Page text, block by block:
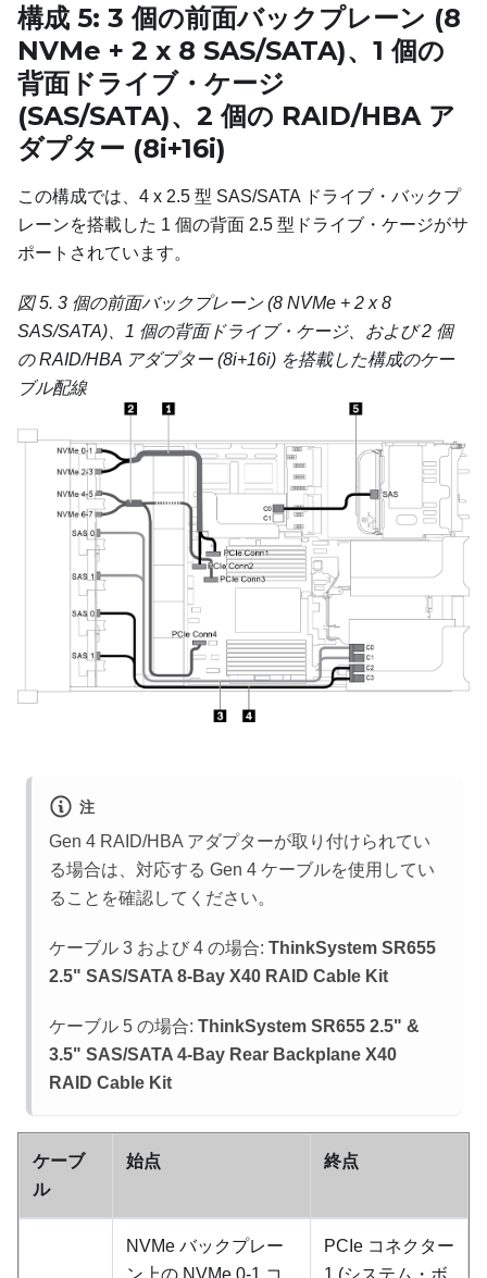
構成 5: 3 個の前面バックプレーン (8
NVMe + 2 x 8 SAS/SATA)、1 個の
背面ドライブ・ケージ
(SAS/SATA)、2 個の RAID/HBA ア
ダプター (8i+16i)
この構成では、4 x 2.5 型 SAS/SATA ドライブ・バックプ
レーンを搭載した 1 個の背面 2.5 型ドライブ・ケージがサ
ポートされています。
図 5. 3 個の前面バックプレーン (8 NVMe + 2 x 8
SAS/SATA)、1 個の背面ドライブ・ケージ、および 2 個
の RAID/HBA アダプター (8i+16i) を搭載した構成のケー
ブル配線
注
Gen 4 RAID/HBA アダプターが取り付けられてい
る場合は、対応する Gen 4 ケーブルを使用してい
ることを確認してください。
ケーブル 3 および 4 の場合: ThinkSystem SR655
2.5" SAS/SATA 8-Bay X40 RAID Cable Kit
ケーブル 5 の場合: ThinkSystem SR655 2.5" &
3.5" SAS/SATA 4-Bay Rear Backplane X40
RAID Cable Kit
ケーブ
ル
始点 終点
NVMe バックプレー
PCIe コネクター